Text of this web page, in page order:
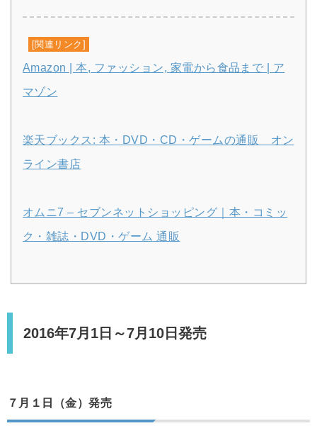
[関連リンク]
Amazon | 本, ファッション, 家電から食品まで | ア
マゾン
楽天ブックス: 本・DVD・CD・ゲームの通販 オン
ライン書店
オムニ7 – セブンネットショッピング｜本・コミッ
ク・雑誌・DVD・ゲーム 通販
2016年7月1日～7月10日発売
７月１日（金）発売